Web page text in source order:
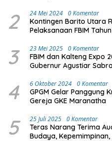
2 24 Mei 2024 0 Komentar
Kontingen Barito Utara
Pelaksanaan FBIM
3 23 Mei 2025 0 Komentar
FBIM dan Kalteng Expo
Gubernur Agustiar
4 6 Oktober 2024 0 Komentar
GPGM Gelar Panggung
Gereja GKE Maranatha
5 25 Juli 2025 0 Komentar
Teras Narang Terima
Budaya,